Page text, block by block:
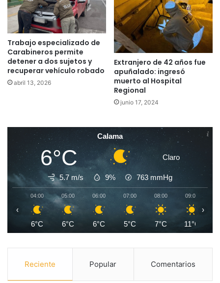
Trabajo especializado de
Carabineros permite
detener a dos sujetos y
recuperar vehículo robado
abril 13, 2026
Extranjero de 42 años fue
apuñalado: ingresó
muerto al Hospital
Regional
junio 17, 2024
Calama
6°C Claro
5.7 m/s 9% 763 mmHg
04:00
6°C
05:00
6°C
06:00
6°C
07:00
5°C
08:00
7°C
09:00
11°C
‹ ›
Reciente Popular Comentarios